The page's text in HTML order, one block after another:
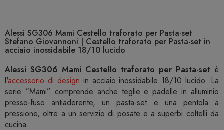
Alessi SG306 Mami Cestello traforato per Pasta-set
Stefano Giovannoni | Cestello traforato per Pasta-set in
acciaio inossidabile 18/10 lucido
Alessi SG306 Mami Cestello traforato per Pasta-set è
l'accessorio di design in acciaio inossidabile 18/10 lucido. La
serie “Mami” comprende anche teglie e padelle in alluminio
presso-fuso antiaderente, un pasta-set e una pentola a
pressione, oltre a un servizio di posate e a superbi coltelli da
cucina.